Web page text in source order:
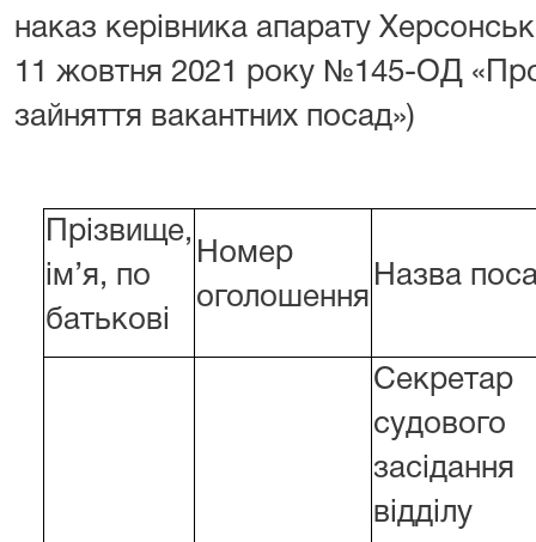
наказ керівника апарату
11 жовтня 2021 року №145-ОД
зайняття вакантних посад»)
Прізвище,
ім’я, по
батькові
Номер
оголошення
Назва
Секретар
судового
засідання
відділу